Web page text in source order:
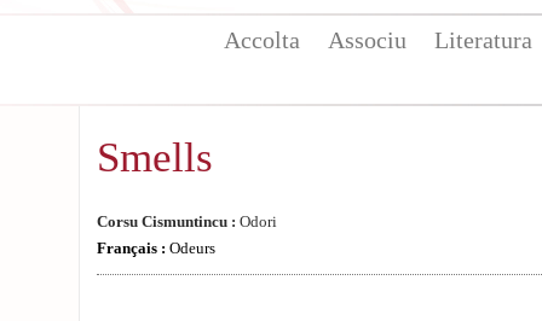
Accolta Associu Literatura
Smells
Corsu Cismuntincu : Odori
Français : Odeurs